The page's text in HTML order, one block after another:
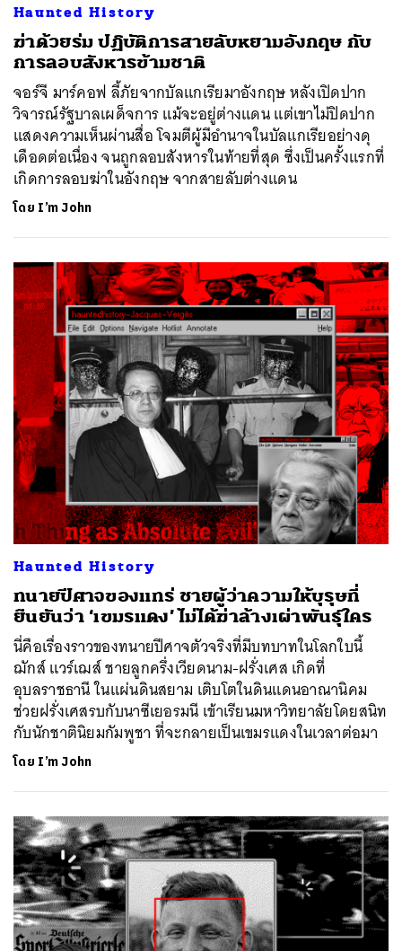
Haunted History
ฆ่าด้วยร่ม ปฏิบัติการสายลับหยามอังกฤษ กับ
การลอบสังหารข้ามชาติ
จอร์จี มาร์คอฟ ลี้ภัยจากบัลแกเรียมาอังกฤษ หลังเปิดปาก
วิจารณ์รัฐบาลเผด็จการ แม้จะอยู่ต่างแดน แต่เขาไม่ปิดปาก
แสดงความเห็นผ่านสื่อ โจมตีผู้มีอำนาจในบัลแกเรียอย่างดุ
เดือดต่อเนื่อง จนถูกลอบสังหารในท้ายที่สุด ซึ่งเป็นครั้งแรกที่
เกิดการลอบฆ่าในอังกฤษ จากสายลับต่างแดน
โดย I’m John
Haunted History
ทนายปีศาจของแทร่ ชายผู้ว่าความให้บุรุษที่
ยืนยันว่า ‘เขมรแดง’ ไม่ได้ฆ่าล้างเผ่าพันธุ์ใคร
นี่คือเรื่องราวของทนายปีศาจตัวจริงที่มีบทบาทในโลกใบนี้
ฌักส์ แวร์เฌส์ ชายลูกครึ่งเวียดนาม-ฝรั่งเศส เกิดที่
อุบลราชธานี ในแผ่นดินสยาม เติบโตในดินแดนอาณานิคม
ช่วยฝรั่งเศสรบกับนาซีเยอรมนี เข้าเรียนมหาวิทยาลัยโดยสนิท
กับนักชาตินิยมกัมพูชา ที่จะกลายเป็นเขมรแดงในเวลาต่อมา
โดย I’m John